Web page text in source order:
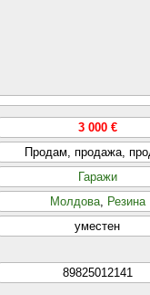
3 000 €
Продам, продажа,
Гаражи
Молдова, Резина
уместен
89825012141